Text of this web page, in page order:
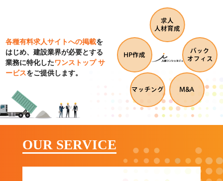
各種有料求人サイトへの掲載を
はじめ、建設業界が必要とする
業務に特化したワンストップ サ
ービスをご提供します。
求人
人材育成
バック
オフィス
M&A
マッチング
HP作成
OUR SERVICE